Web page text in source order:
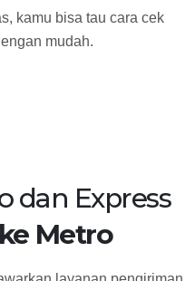
kamu bisa tau cara cek
mudah.
dan Express
Metro